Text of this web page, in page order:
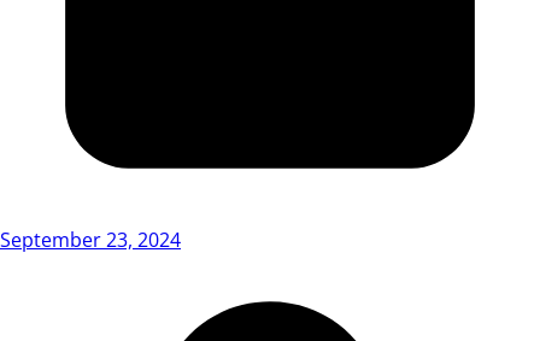
September 23, 2024